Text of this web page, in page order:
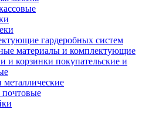
гардеробных систем
материалы и комплектующие
и корзинки покупательские и